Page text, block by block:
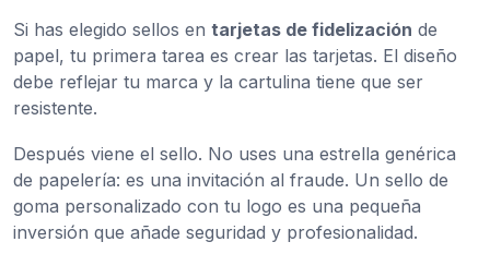
Si has elegido sellos en tarjetas de fidelización de
papel, tu primera tarea es crear las tarjetas. El diseño
debe reflejar tu marca y la cartulina tiene que ser
resistente.
Después viene el sello. No uses una estrella genérica
de papelería: es una invitación al fraude. Un sello de
goma personalizado con tu logo es una pequeña
inversión que añade seguridad y profesionalidad.